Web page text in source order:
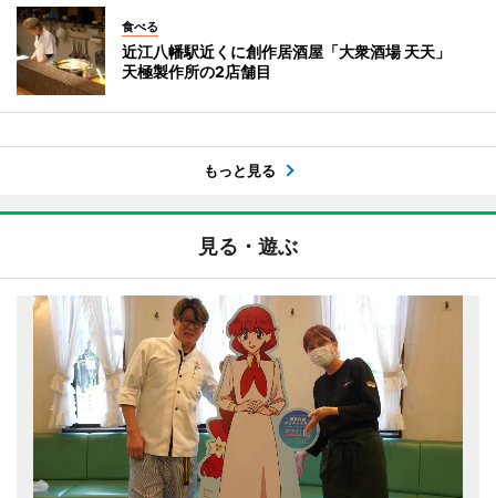
食べる
近江八幡駅近くに創作居酒屋「大衆酒場 天天」
天極製作所の2店舗目
もっと見る
見る・遊ぶ